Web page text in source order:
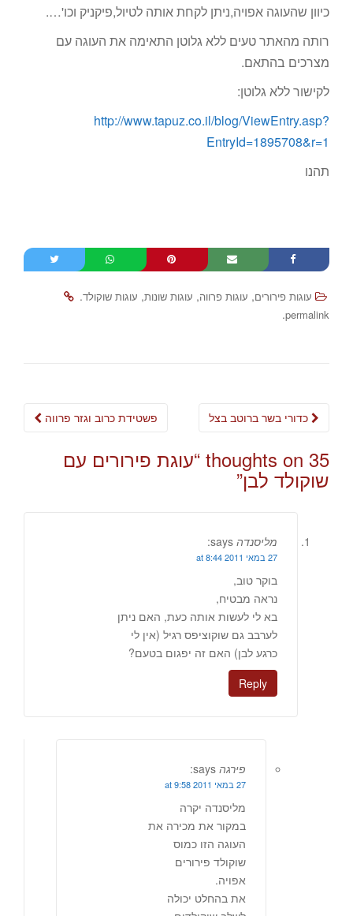
כיוון שהעוגה אפויה,ניתן לקחת אותה לטיול,פיקניק וכו'….
רותה מהאתר טעים ללא גלוטן התאימה את העוגה עם
מצרכים בהתאם.
לקישור ללא גלוטן:
http://www.tapuz.co.il/blog/ViewEntry.asp?
EntryId=1895708&r=1
תהנו
עוגות פירורים, עוגות פרווה, עוגות שונות, עוגות שוקולד.
permalink
.
Post
פשטידת כרוב וגזר פרווה
35 thoughts on “ עוגת פירורים עם
שוקולד לבן”
מליסנדה says:
27 במאי 2011 at 8:44
בוקר טוב,
נראה מבטיח,
בא לי לעשות אותה כעת, האם ניתן
לערבב גם שוקוציפס רגיל (אין לי
כרגע לבן) האם זה יפגום בטעם?
Reply
פירגה says:
27 במאי 2011 at 9:58
מליסנדה יקרה
במקור את מכירה את
העוגה הזו כמוס
שוקולד פירורים
אפויה.
את בהחלט יכולה